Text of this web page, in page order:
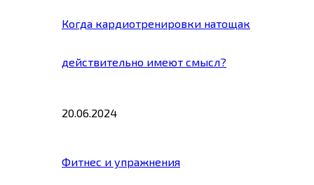
Когда кардиотренировки натощак
действительно имеют смысл?
20.06.2024
Фитнес и упражнения